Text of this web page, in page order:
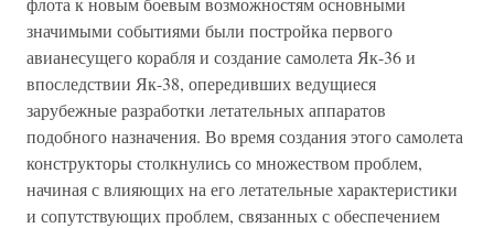
значимыми событиями были постройка первого
авианесущего корабля и создание самолета Як-36 и
впоследствии Як-38, опередивших ведущиеся
зарубежные разработки летательных аппаратов
подобного назначения. Во время создания этого самолета
конструкторы столкнулись со множеством проблем,
начиная с влияющих на его летательные характеристики
и сопутствующих проблем, связанных с обеспечением